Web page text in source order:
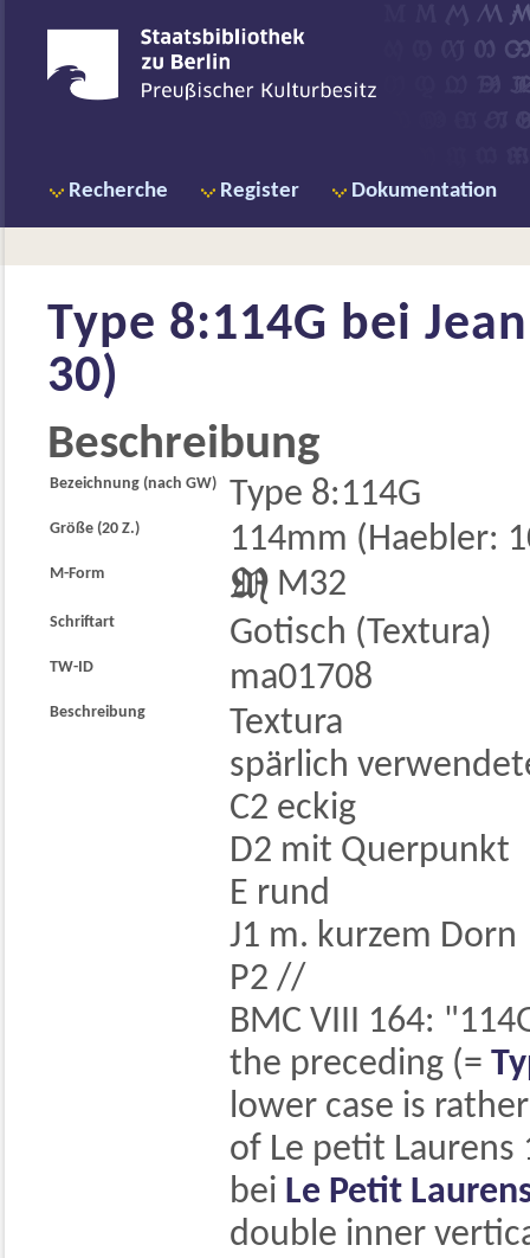
Recherche Register Dokumentation
Type 8:114G bei
30)
Beschreibung
Bezeichnung (nach GW) Type 8:114G
Größe (20 Z.) 114mm (Haebler:
M-Form  M32
Schriftart Gotisch (Textura)
TW-ID ma01708
Beschreibung
Textura
spärlich
C2 eckig
D2 mit Querpunkt
E rund
J1 m. kurzem Dorn
P2 //
BMC VIII 164:
the preceding (=
lower case is
of Le petit Laurens
bei Le Petit
double inner